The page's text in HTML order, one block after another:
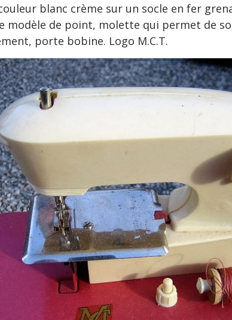
blanc crème sur un socle en fer
modèle de point, molette qui permet de
porte bobine. Logo M.C.T.